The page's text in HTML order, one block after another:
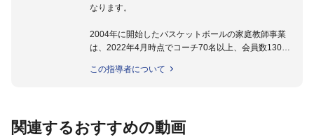
なります。
2004年に開始したバスケットボールの家庭教師事業
は、2022年4月時点でコーチ70名以上、会員数1300
指導実績多数・各地講習会なども担当しており、「は
など多くの書籍・DVDも監修しています。
この指導者について
関連するおすすめの動画